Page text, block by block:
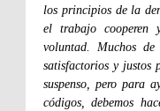
los principios de la
el trabajo cooperen
voluntad. Muchos
satisfactorios y justos
suspenso, pero para
códigos, debemos